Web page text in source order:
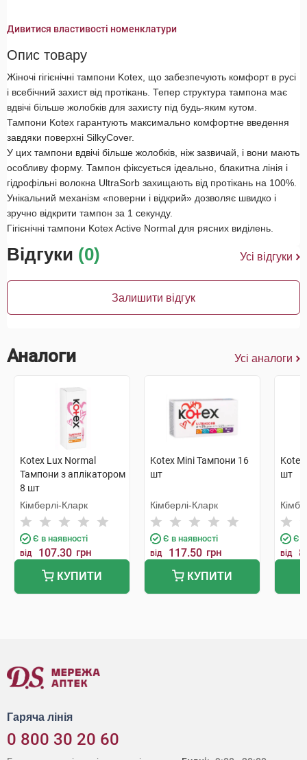
Дивитися властивості номенклатури
Опис товару
Жіночі гігієнічні тампони Kotex, що забезпечують комфорт в русі
і всебічний захист від протікань. Тепер структура тампона має
вдвічі більше жолобків для захисту під будь-яким кутом.
Тампони Kotex гарантують максимально комфортне введення
завдяки поверхні SilkyCover.
У цих тампони вдвічі більше жолобків, ніж зазвичай, і вони мають
особливу форму. Тампон фіксується ідеально, блакитна лінія і
гідрофільні волокна UltraSorb захищають від протікань на 100%.
Унікальний механізм «поверни і відкрий» дозволяє швидко і
зручно відкрити тампон за 1 секунду.
Гігієнічні тампони Kotex Active Normal для рясних виділень.
Відгуки (0) Усі відгуки
Залишити відгук
Аналоги Усі аналоги
Kotex Lux Normal
Тампони з аплікатором
8 шт
Кімберлі-Кларк
Є в наявності
від 107.30 грн
КУПИТИ
Kotex Mini Тампони 16
шт
Кімберлі-Кларк
Є в наявності
від 117.50 грн
КУПИТИ
шт
Є в
від
Гаряча лінія
0 800 30 20 60